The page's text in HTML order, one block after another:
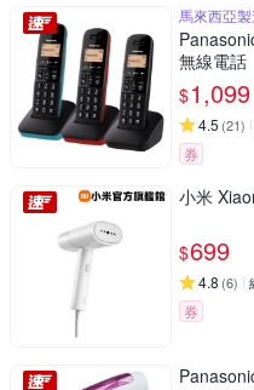
馬來西亞
無線電話
$1,099
4.5 (21)
券
小米
$699
4.8 (6)
券